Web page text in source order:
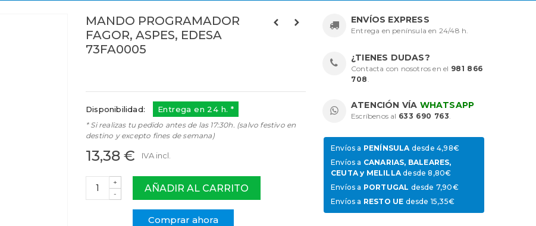
MANDO PROGRAMADOR
FAGOR, ASPES, EDESA
73FA0005
Disponibilidad: Entrega en 24 h. *
* Si realizas tu pedido antes de las 17:30h. (salvo festivo en
destino y excepto fines de semana)
13,38 € IVA incl.
-
+
AÑADIR AL CARRITO
Comprar ahora
ENVÍOS EXPRESS
Entrega en península en 24/48 h.
¿TIENES DUDAS?
Contacta con nosotros en el 981 866
708 .
ATENCIÓN VÍA WHATSAPP
Escríbenos al 633 690 763.
Envíos a PENÍNSULAdesde 4,98€
Envíos a CANARIAS, BALEARES,
CEUTA y MELILLAdesde 8,80€
Envíos a PORTUGAL desde 7,90€
Envíos a RESTO UE desde 15,35€